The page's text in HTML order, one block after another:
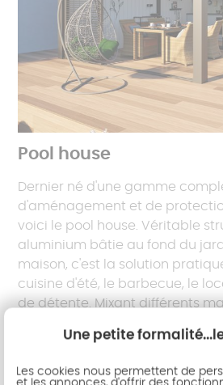
Pool house
Dernier né d'une gamme
d'aménagement et de
voici le pool house. Véritable
aluminium bâtie au fond du
maison, c'est la solution
cuisine d'été, le barbecue, le
de détente. Mixant différents
charme moderne et naturel.
Une petite
Les cookies nous permettent de
et les annonces, d'offrir des